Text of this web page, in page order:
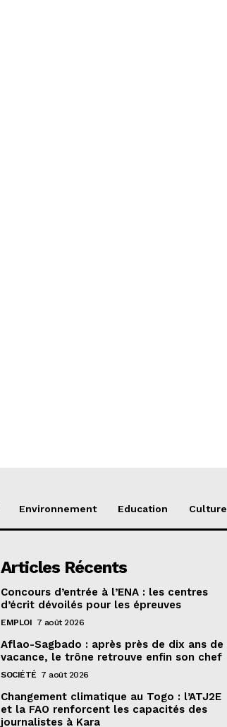
Environnement Education Culture
Articles Récents
Concours d’entrée à l’ENA : les centres
d’écrit dévoilés pour les épreuves
EMPLOI 7 août 2026
Aflao-Sagbado : après près de dix ans de
vacance, le trône retrouve enfin son chef
SOCIÉTÉ 7 août 2026
Changement climatique au Togo : l’ATJ2E
et la FAO renforcent les capacités des
journalistes à Kara